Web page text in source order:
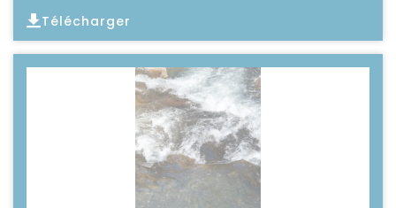
Télécharger
Lire l'article